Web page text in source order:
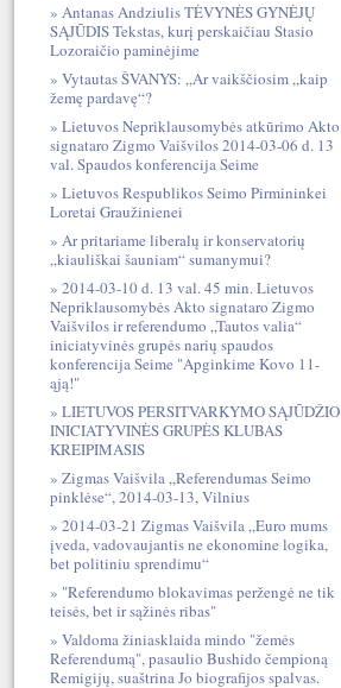
Antanas Andziulis TĖVYNĖS GYNĖJŲ
SĄJŪDIS Tekstas, kurį perskaičiau Stasio
Lozoraičio paminėjime
Vytautas ŠVANYS: „Ar vaikščiosim „kaip
žemę pardavę“?
Lietuvos Nepriklausomybės atkūrimo Akto
signataro Zigmo Vaišvilos 2014-03-06 d. 13
val. Spaudos konferencija Seime
Lietuvos Respublikos Seimo Pirmininkei
Loretai Graužinienei
Ar pritariame liberalų ir konservatorių
„kiauliškai šauniam“ sumanymui?
2014-03-10 d. 13 val. 45 min. Lietuvos
Nepriklausomybės Akto signataro Zigmo
Vaišvilos ir referendumo „Tautos valia“
iniciatyvinės grupės narių spaudos
konferencija Seime "Apginkime Kovo 11-
ąją!"
LIETUVOS PERSITVARKYMO SĄJŪDŽIO
INICIATYVINĖS GRUPĖS KLUBAS
KREIPIMASIS
Zigmas Vaišvila „Referendumas Seimo
pinklėse“, 2014-03-13, Vilnius
2014-03-21 Zigmas Vaišvila „Euro mums
įveda, vadovaujantis ne ekonomine logika,
bet politiniu sprendimu“
"Referendumo blokavimas peržengė ne tik
teisės, bet ir sąžinės ribas"
Valdoma žiniasklaida mindo "žemės
Referendumą", pasaulio Bushido čempioną
Remigijų, suaštrina Jo biografijos spalvas.